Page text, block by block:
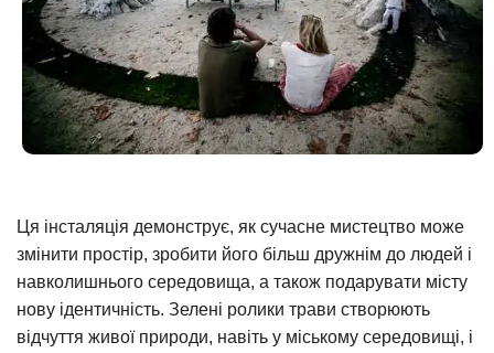
Ця інсталяція демонструє, як сучасне мистецтво може
змінити простір, зробити його більш дружнім до людей і
навколишнього середовища, а також подарувати місту
нову ідентичність. Зелені ролики трави створюють
відчуття живої природи, навіть у міському середовищі, і